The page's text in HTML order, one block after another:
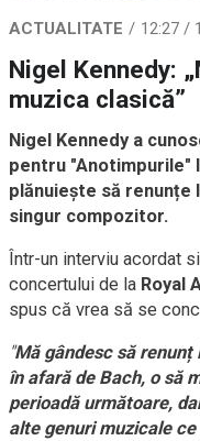
ACTUALITATE 12:27 /
Nigel Kennedy:
muzica clasică”
Nigel Kennedy a
pentru "Anotimpurile"
plănuiește să renunțe
singur compozitor.
Într-un interviu acordat
concertului de la Royal
spus că vrea să se
"Mă gândesc să
în afară de Bach, o să
perioadă următoare,
alte genuri muzicale